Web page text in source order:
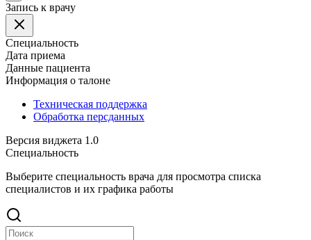
Запись к врачу
Специальность
Дата приема
Данные пациента
Информация о талоне
Техническая поддержка
Обработка персданных
Версия виджета 1.0
Специальность
Выберите специальность врача для просмотра списка
специалистов и их графика работы